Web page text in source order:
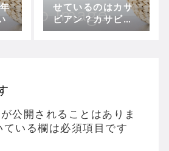
せているのはカサ
ビアン？カサビア
ンを聴いてレスタ
公開されることはありま
ている欄は必須項目です